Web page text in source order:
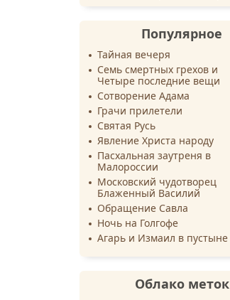
Популярное
Тайная вечеря
Семь смертных грехов и
Четыре последние вещи
Сотворение Адама
Грачи прилетели
Святая Русь
Явление Христа народу
Пасхальная заутреня в
Малороссии
Московский чудотворец
Блаженный Василий
Обращение Савла
Ночь на Голгофе
Агарь и Измаил в пустыне
Облако меток